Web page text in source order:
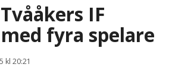
IF
fyra spelare
kl 20:21